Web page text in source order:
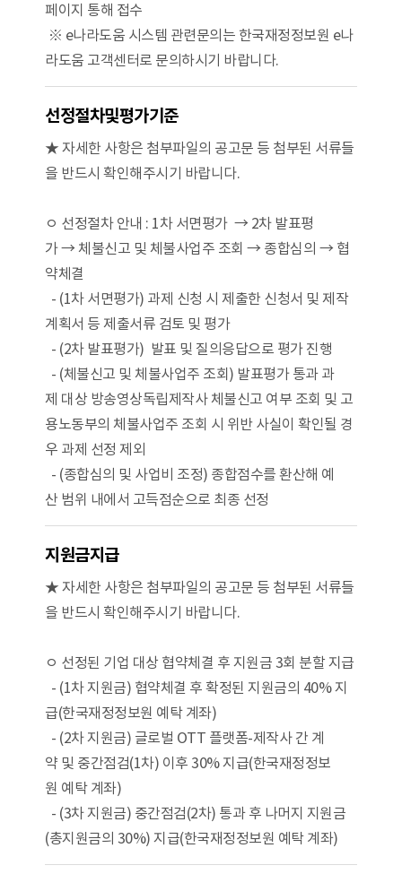
페이지 통해 접수
※ e나라도움 시스템 관련문의는 한국재정정보원 e나
라도움 고객센터로 문의하시기 바랍니다.
선정절차및평가기준
★ 자세한 사항은 첨부파일의 공고문 등 첨부된 서류들
을 반드시 확인해주시기 바랍니다.
ㅇ 선정절차 안내 : 1차 서면평가 → 2차 발표평
가 → 체불신고 및 체불사업주 조회 → 종합심의 → 협
약체결
- (1차 서면평가) 과제 신청 시 제출한 신청서 및 제작
계획서 등 제출서류 검토 및 평가
- (2차 발표평가) 발표 및 질의응답으로 평가 진행
- (체불신고 및 체불사업주 조회) 발표평가 통과 과
제 대상 방송영상독립제작사 체불신고 여부 조회 및 고
용노동부의 체불사업주 조회 시 위반 사실이 확인될 경
우 과제 선정 제외
- (종합심의 및 사업비 조정) 종합점수를 환산해 예
산 범위 내에서 고득점순으로 최종 선정
지원금지급
★ 자세한 사항은 첨부파일의 공고문 등 첨부된 서류들
을 반드시 확인해주시기 바랍니다.
ㅇ 선정된 기업 대상 협약체결 후 지원금 3회 분할 지급
- (1차 지원금) 협약체결 후 확정된 지원금의 40% 지
급(한국재정정보원 예탁 계좌)
- (2차 지원금) 글로벌 OTT 플랫폼-제작사 간 계
약 및 중간점검(1차) 이후 30% 지급(한국재정정보
원 예탁 계좌)
- (3차 지원금) 중간점검(2차) 통과 후 나머지 지원금
(총지원금의 30%) 지급(한국재정정보원 예탁 계좌)